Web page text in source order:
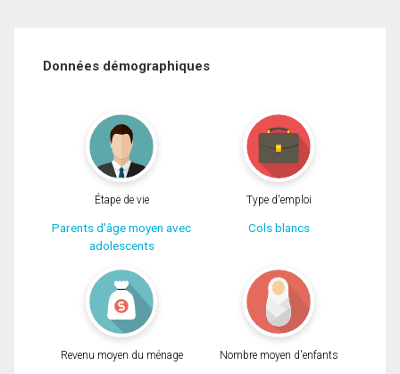
Données démographiques
Étape de vie
Parents d'âge moyen avec
adolescents
Type d'emploi
Cols blancs
Revenu moyen du ménage Nombre moyen d'enfants